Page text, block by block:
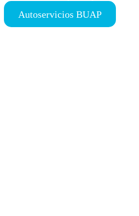
Autoservicios BUAP